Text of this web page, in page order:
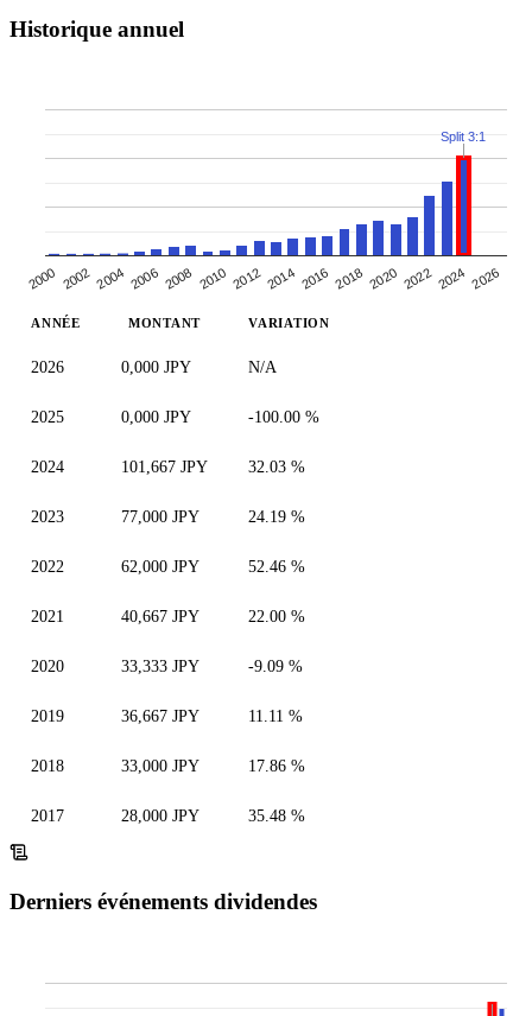
Historique annuel
2000 2002 2004 2006 2008 2010 2012 2014 2016 2018 2020 2022 2024 2026
Split 3:1
ANNÉE MONTANT VARIATION
2026 0,000 JPY N/A
2025 0,000 JPY -100.00 %
2024 101,667 JPY 32.03 %
2023 77,000 JPY 24.19 %
2022 62,000 JPY 52.46 %
2021 40,667 JPY 22.00 %
2020 33,333 JPY -9.09 %
2019 36,667 JPY 11.11 %
2018 33,000 JPY 17.86 %
2017 28,000 JPY 35.48 %
Derniers événements dividendes